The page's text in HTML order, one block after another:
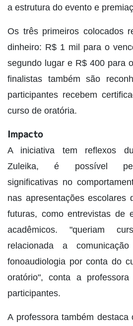
a estrutura do evento e
Os três primeiros colocados
dinheiro: R$ 1 mil para o
segundo lugar e R$ 400 para
finalistas também são
participantes recebem
curso de oratória.
Impacto
A iniciativa tem reflexos
Zuleika, é possível
significativas no
nas apresentações escolares
futuras, como entrevistas de
acadêmicos. "queriam
relacionada a
fonoaudiologia por conta do
oratório", conta a
participantes.
A professora também